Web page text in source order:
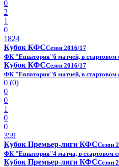
0
2
1
0
1824
Кубок КФССезон 2016/17
ФК "Евпатория"6 матчей, в стартовом
Кубок КФССезон 2016/17
ФК "Евпатория"6 матчей, в стартовом
0 (0)
0
0
1
0
0
359
Кубок Премьер-лиги КФССезон
ФК "Евпатория"4 матча, в стартовом
Кубок Премьер-лиги КФССезон